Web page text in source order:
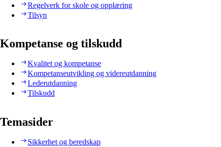
Regelverk for skole og opplæring
Tilsyn
Kompetanse og tilskudd
Kvalitet og kompetanse
Kompetanseutvikling og videreutdanning
Lederutdanning
Tilskudd
Temasider
Sikkerhet og beredskap